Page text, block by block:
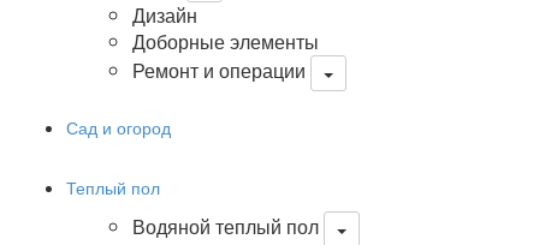
Дизайн
Доборные элементы
Ремонт и операции
Сад и огород
Теплый пол
Водяной теплый пол